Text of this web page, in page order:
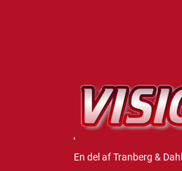
En del af Tranberg &